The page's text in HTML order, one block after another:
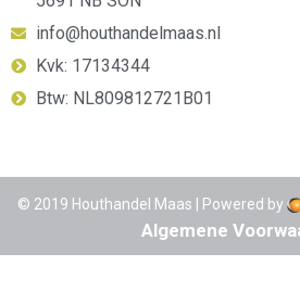
info@houthandelmaas.nl
Kvk: 17134344
Btw: NL809812721B01
© 2019 Houthandel Maas | Powered by
Algemene